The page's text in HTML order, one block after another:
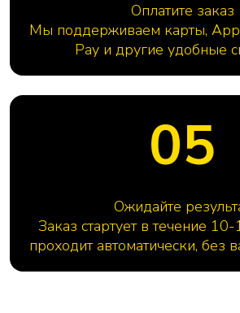
Оплатите заказ
Мы поддерживаем карты,
Pay и другие удобные
05
Ожидайте
Заказ стартует в течение
проходит автоматически, без